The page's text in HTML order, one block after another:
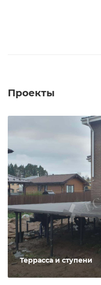
Проекты
Террасса и ступени